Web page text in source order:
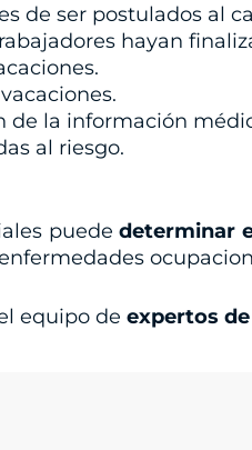
de ser postulados al
hayan
de la información
al riesgo.
puededeterminar
equipo de expertos